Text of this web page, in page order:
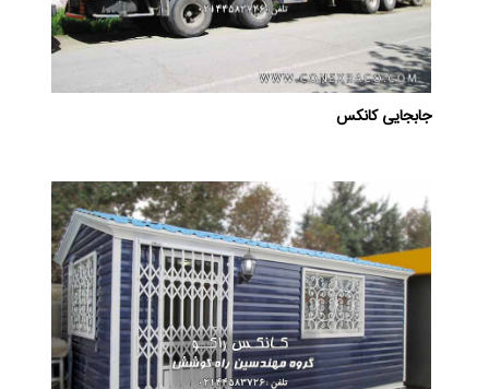
جابجایی کانکس